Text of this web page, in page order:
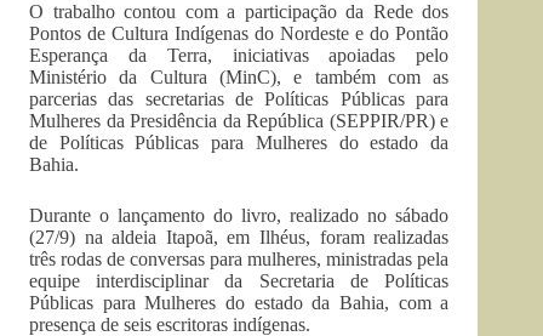
O trabalho contou com a participação da Rede dos
Pontos de Cultura Indígenas do Nordeste e do Pontão
Esperança da Terra, iniciativas apoiadas pelo
Ministério da Cultura (MinC), e também com as
parcerias das secretarias de Políticas Públicas para
Mulheres da Presidência da República (SEPPIR/PR) e
de Políticas Públicas para Mulheres do estado da
Bahia.
Durante o lançamento do livro, realizado no sábado
(27/9) na aldeia Itapoã, em Ilhéus, foram realizadas
três rodas de conversas para mulheres, ministradas pela
equipe interdisciplinar da Secretaria de Políticas
Públicas para Mulheres do estado da Bahia, com a
presença de seis escritoras indígenas.